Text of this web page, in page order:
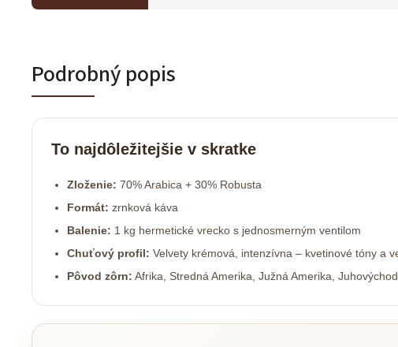
Podrobný popis
To najdôležitejšie v skratke
Zloženie: 70% Arabica + 30% Robusta
Formát: zrnková káva
Balenie: 1 kg hermetické vrecko s jednosmerným ventilom
Chuťový profil: Velvety krémová, intenzívna – kvetinové tóny a
Pôvod zôrn: Afrika, Stredná Amerika, Južná Amerika,